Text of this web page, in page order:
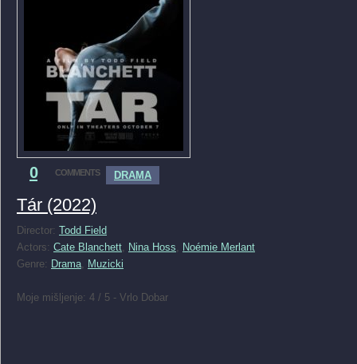
0 COMMENTS DRAMA
Tár (2022)
Director: Todd Field
Actors: Cate Blanchett, Nina Hoss, Noémie Merlant
Genre: Drama, Muzicki
Moje mišljenje: 4 / 5 - Vrlo Dobar